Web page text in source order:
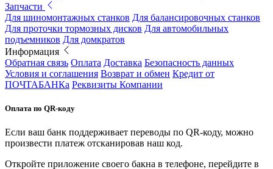
Запчасти
Для шиномонтажных станков Для балансировочных станков
Для проточки тормозных дисков Для автомобильных
подъемников Для домкратов
Информация
Обратная связь Оплата Доставка Безопасность данных
Условия и соглашения Возврат и обмен Кредит от
ПОЧТАБАНКа Реквизиты Компании
Оплата по QR-коду
Если ваш банк поддерживает переводы по QR-коду, можно
произвести платеж отсканировав наш код.
Откройте приложение своего бакна в телефоне, перейдите в